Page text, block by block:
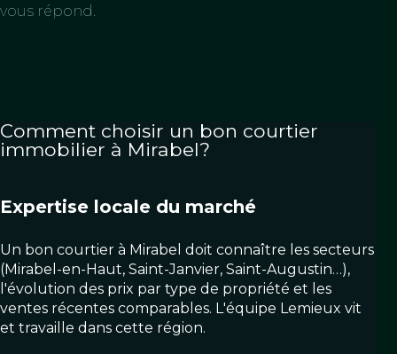
vous répond.
Comment choisir un bon courtier
immobilier à Mirabel?
Expertise locale du marché
Un bon courtier à Mirabel doit connaître les secteurs
(Mirabel-en-Haut, Saint-Janvier, Saint-Augustin…),
l'évolution des prix par type de propriété et les
ventes récentes comparables. L'équipe Lemieux vit
et travaille dans cette région.